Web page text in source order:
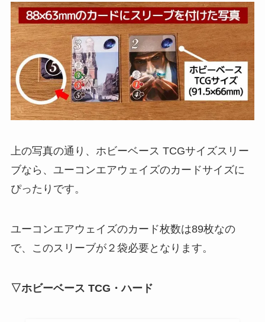
上の写真の通り、ホビーベース TCGサイズスリー
ブなら、ユーコンエアウェイズのカードサイズに
ぴったりです。
ユーコンエアウェイズのカード枚数は89枚なの
で、このスリーブが２袋必要となります。
▽ホビーベース TCG・ハード